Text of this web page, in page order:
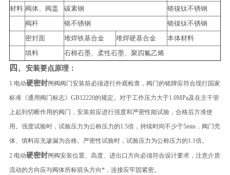
材料 阀体、阀盖 碳素钢
铬镍钛不锈钢
阀杆
铬不锈钢
铬镍钛不锈钢
密封面
堆焊铁基合金 堆焊硬基合金
本体材料
填料
石棉石墨、柔性石墨、聚四氟乙烯
四、 安装要点原理：
1.电动硬密封闸阀阀门安装前必须进行外观检查，阀门的铭牌应符合现行国家
标准《通用阀门标志》GB12220的规定。对于工作压力大于1.0MPa及在主干管
上起到切断作用的阀门，安装前应进行强度和严密性能试验，合格后方准使
用。强度试验时，试验压力为公称压力的1.5倍，持续时间不少于5min，阀门壳
体、填料应无渗漏为合格。严密性试验时，试验压力为公称压力的1.1倍。
2.电动硬密封闸阀安装位置、高度、进出口方向必须符合设计要求，注意介质
流动的方向应与阀体所标箭头方向*，连接应牢固紧密。